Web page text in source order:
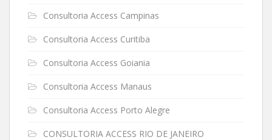
Consultoria Access Campinas
Consultoria Access Curitiba
Consultoria Access Goiania
Consultoria Access Manaus
Consultoria Access Porto Alegre
CONSULTORIA ACCESS RIO DE JANEIRO